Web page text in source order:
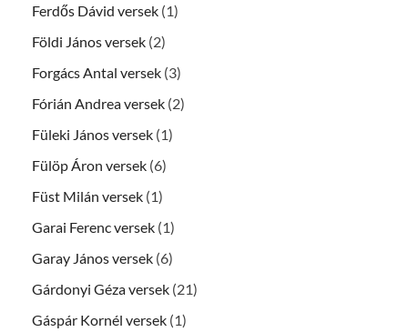
Ferdős Dávid versek (1)
Földi János versek (2)
Forgács Antal versek (3)
Fórián Andrea versek (2)
Füleki János versek (1)
Fülöp Áron versek (6)
Füst Milán versek (1)
Garai Ferenc versek (1)
Garay János versek (6)
Gárdonyi Géza versek (21)
Gáspár Kornél versek (1)